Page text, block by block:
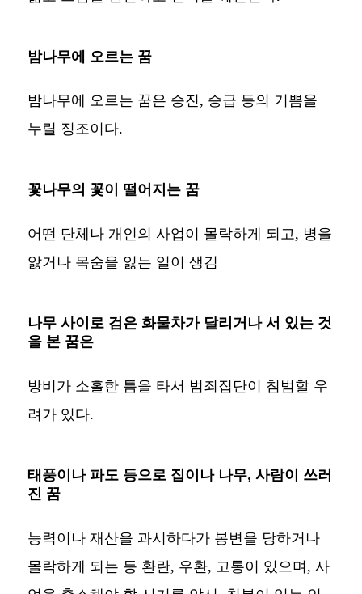
밤나무에 오르는 꿈
밤나무에 오르는 꿈은 승진, 승급 등의 기쁨을
누릴 징조이다.
꽃나무의 꽃이 떨어지는 꿈
어떤 단체나 개인의 사업이 몰락하게 되고, 병을
앓거나 목숨을 잃는 일이 생김
나무 사이로 검은 화물차가 달리거나 서 있는 것
을 본 꿈은
방비가 소홀한 틈을 타서 범죄집단이 침범할 우
려가 있다.
태풍이나 파도 등으로 집이나 나무, 사람이 쓰러
진 꿈
능력이나 재산을 과시하다가 봉변을 당하거나
몰락하게 되는 등 환란, 우환, 고통이 있으며, 사